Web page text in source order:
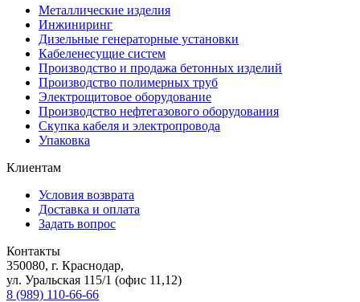
Металлические изделия
Инжиниринг
Дизельные генераторные установки
Кабеленесущие систем
Производство и продажа бетонных изделий
Производство полимерных труб
Электрощитовое оборудование
Производство нефтегазового оборудования
Скупка кабеля и электропровода
Упаковка
Клиентам
Условия возврата
Доставка и оплата
Задать вопрос
Контакты
350080, г. Краснодар,
ул. Уральская 115/1 (офис 11,12)
8 (989) 110-66-66